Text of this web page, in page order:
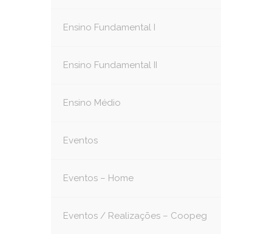
Ensino Fundamental I
Ensino Fundamental II
Ensino Médio
Eventos
Eventos – Home
Eventos / Realizações – Coopeg